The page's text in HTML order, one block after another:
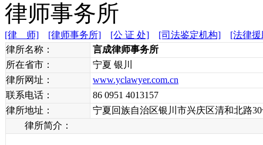
律师事务所
[律 师] [律师事务所] [公 证 处] [司法鉴定机构]
[法律
律所名称：
言成律师事务所
所在省市：
宁夏 银川
律所网址：
www.yclawyer.com.cn
联系电话：
86 0951 4013157
律所地址：
宁夏回族自治区银川市兴庆区清和北路
律所简介：